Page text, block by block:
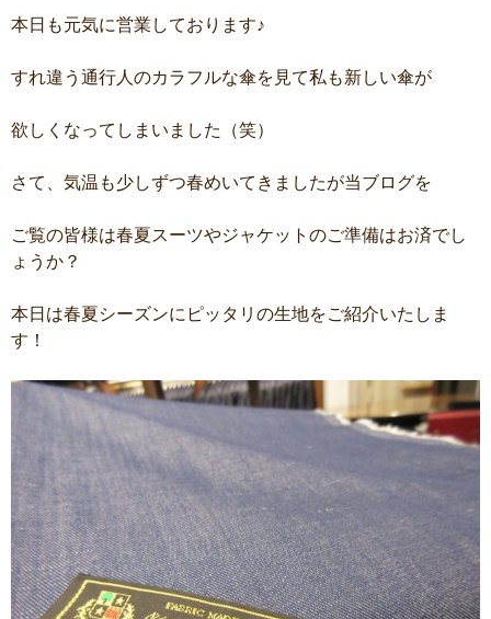
本日も元気に営業しております♪
すれ違う通行人のカラフルな傘を見て私も新しい傘が
欲しくなってしまいました（笑）
さて、気温も少しずつ春めいてきましたが当ブログを
ご覧の皆様は春夏スーツやジャケットのご準備はお済でし
ょうか？
本日は春夏シーズンにピッタリの生地をご紹介いたしま
す！